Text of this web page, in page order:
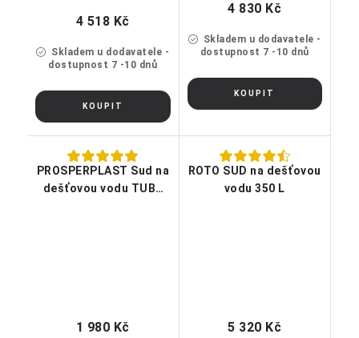
Skladem u dodavatele -
dostupnost 7 -10 dnů
4 518 Kč
Skladem u dodavatele -
dostupnost 7 -10 dnů
4 830 Kč
PROSPERPLAST Sud na
dešťovou vodu TUBE
1 980 Kč
ROTO SUD na dešťovou
vodu 350 L
5 320 Kč